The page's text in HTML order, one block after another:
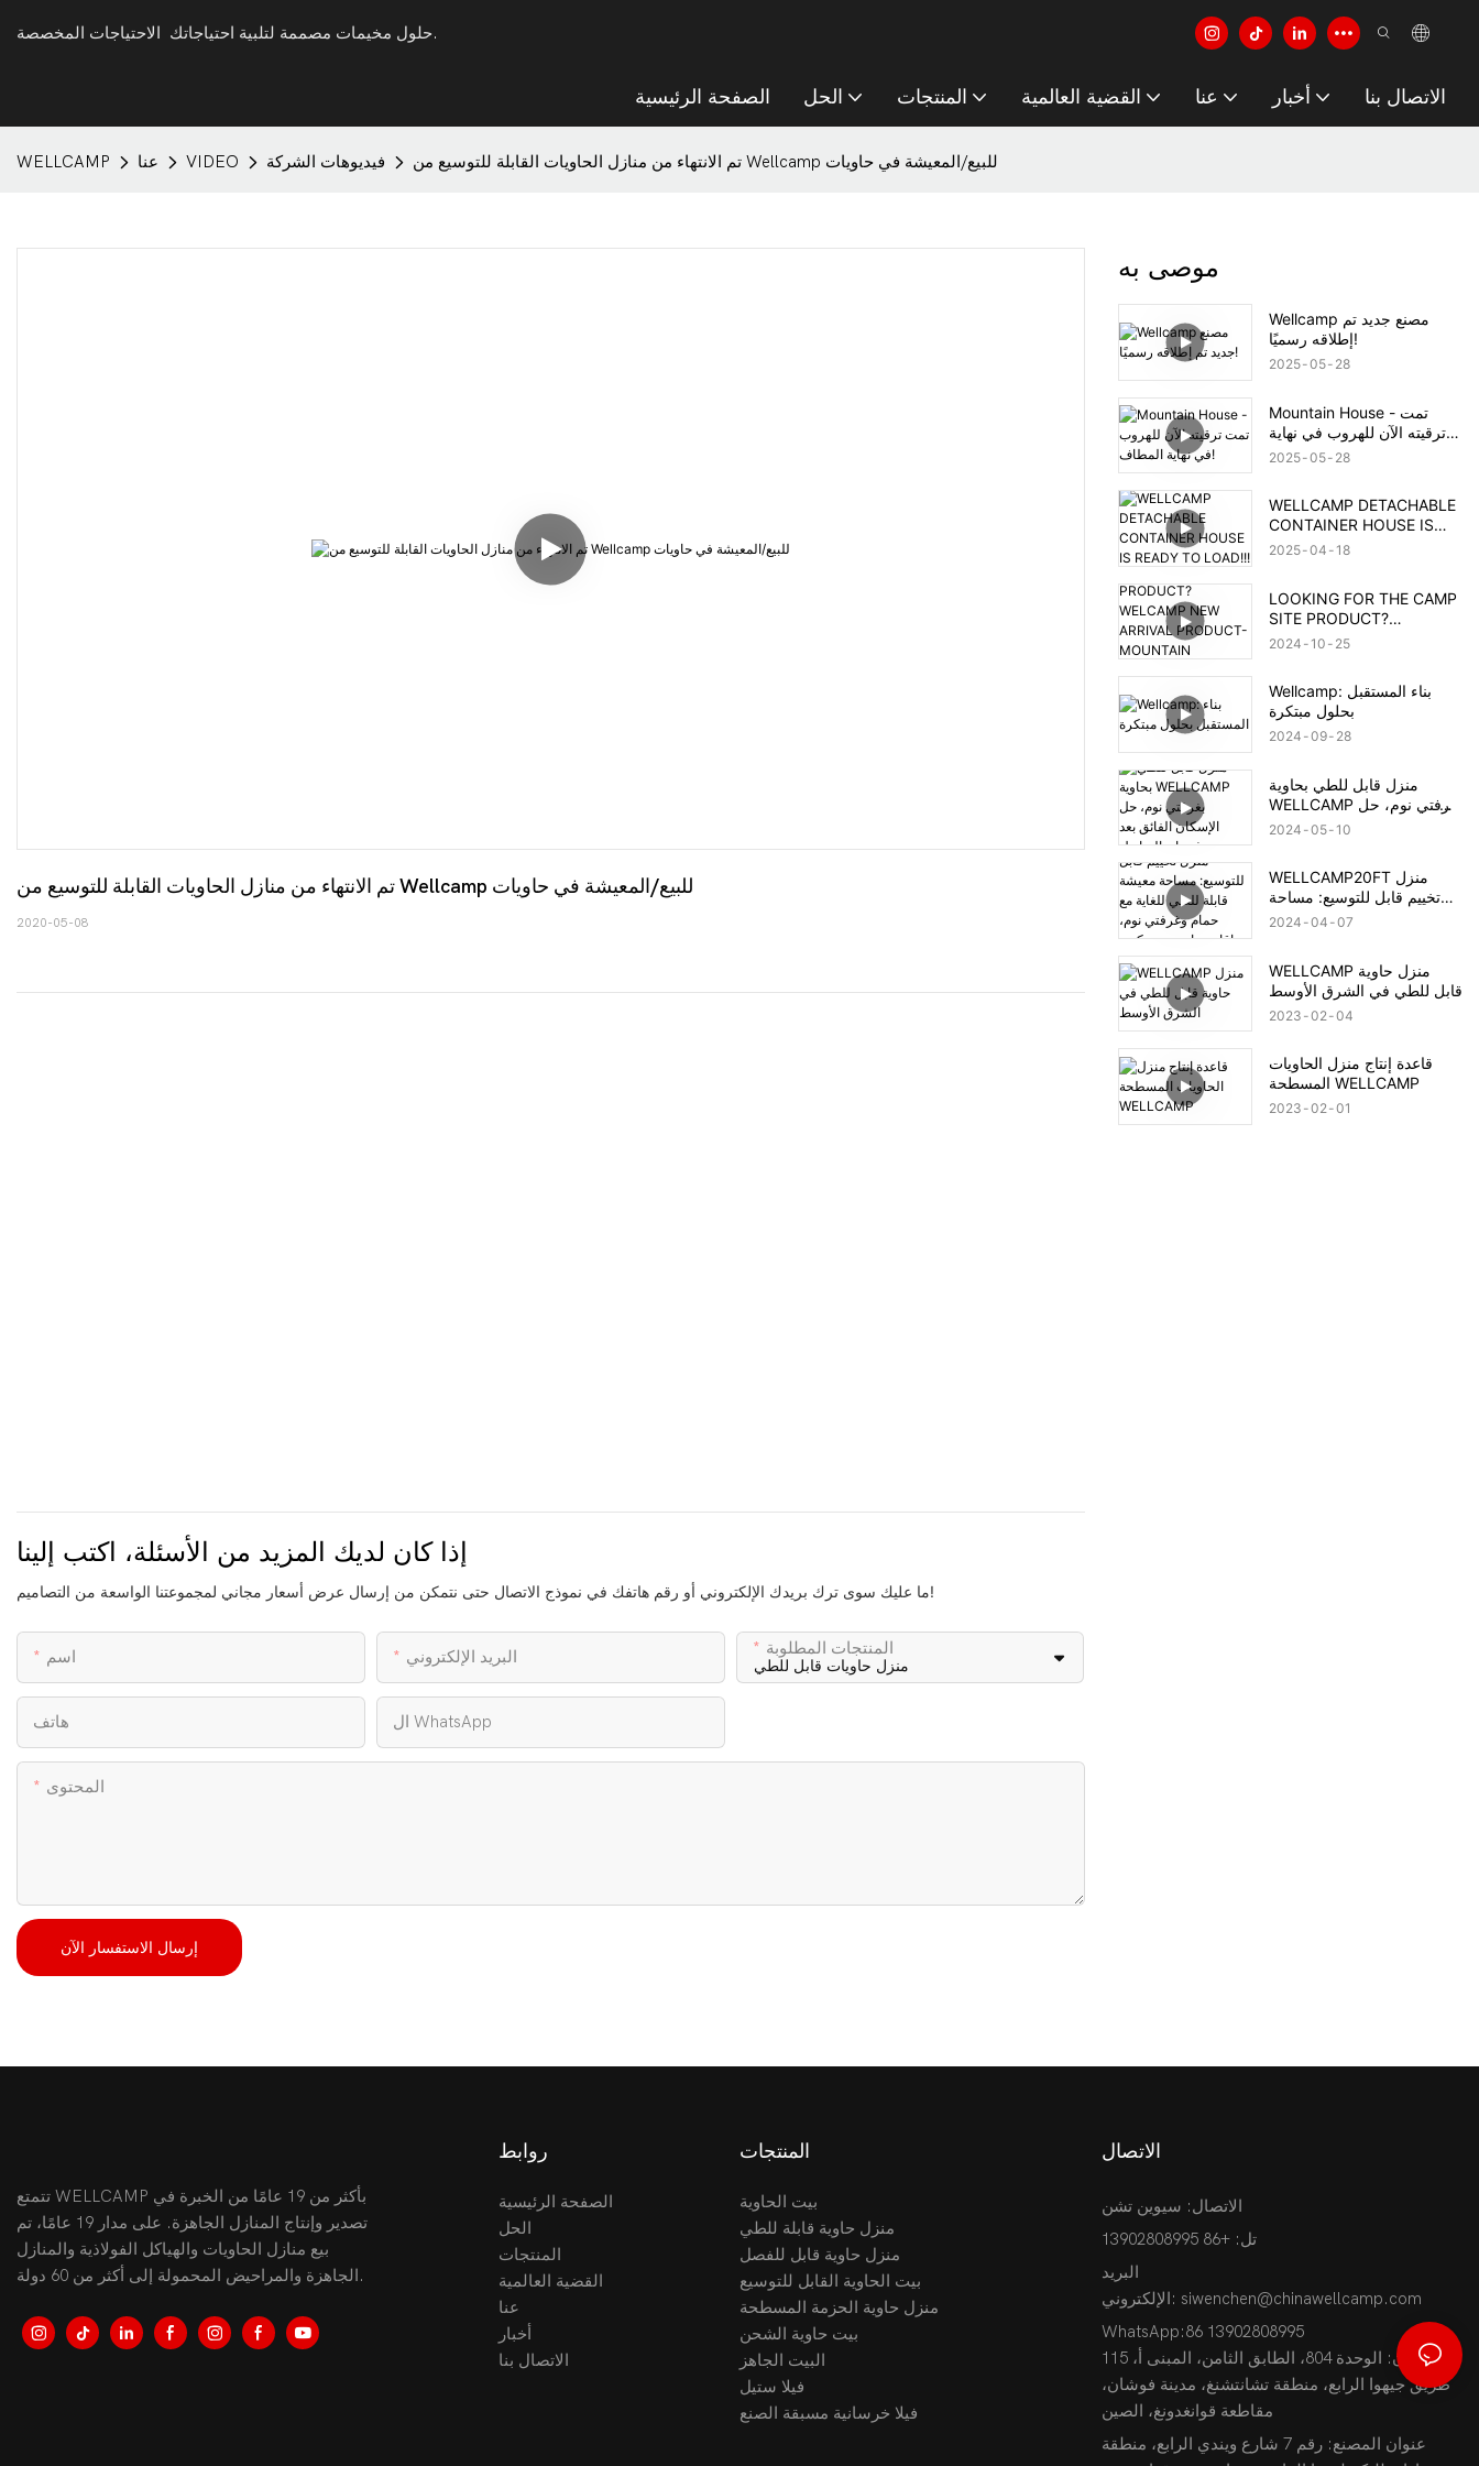
حلول مخيمات مصممة لتلبية احتياجاتك الاحتياجات المخصصة.
الصفحة الرئيسية الحل المنتجات القضية العالمية عنا أخبار الاتصال بنا
WELLCAMP عنا VIDEO فيديوهات الشركة تم الانتهاء من منازل الحاويات القابلة للتوسيع من Wellcamp للبيع/المعيشة في حاويات
تم الانتهاء من منازل الحاويات القابلة للتوسيع من Wellcamp للبيع/المعيشة في حاويات
2020-05-08
إذا كان لديك المزيد من الأسئلة، اكتب إلينا
ما عليك سوى ترك بريدك الإلكتروني أو رقم هاتفك في نموذج الاتصال حتى نتمكن من إرسال عرض أسعار مجاني لمجموعتنا الواسعة من التصاميم!
اسم البريد الإلكتروني المنتجات المطلوبة
هاتف ال WhatsApp
المحتوى
إرسال الاستفسار الآن
موصى به
Wellcamp مصنع جديد تم
إطلاقه رسميًا!
2025 05 28
Mountain House - تمت
ترقيته الآن للهروب في نهاية
المطاف!
2025 05 28
WELLCAMP DETACHABLE
CONTAINER HOUSE IS
READY TO LOAD!!!
2025 04 18
LOOKING FOR THE CAMP
SITE PRODUCT?
WELCAMP NEW ARRIVAL
NEED!!!
2024 10 25
Wellcamp: بناء المستقبل
بحلول مبتكرة
2024 09 28
منزل قابل للطي بحاوية
WELLCAMP بغرفتي نوم، حل
الإسكان الفائق بعد فيضان
2024 05 10
WELLCAMP20FT منزل
تخييم قابل للتوسيع: مساحة
معيشة قابلة للطي للغاية مع
2024 04 07
WELLCAMP منزل حاوية
قابل للطي في الشرق الأوسط
2023 02 04
قاعدة إنتاج منزل الحاويات
المسطحة WELLCAMP
2023 02 01
تتمتع WELLCAMP بأكثر من 19 عامًا من الخبرة في
تصدير وإنتاج المنازل الجاهزة. على مدار 19 عامًا، تم
بيع منازل الحاويات والهياكل الفولاذية والمنازل
الجاهزة والمراحيض المحمولة إلى أكثر من 60 دولة.
روابط
الصفحة الرئيسية
الحل
المنتجات
القضية العالمية
عنا
أخبار
الاتصال بنا
المنتجات
بيت الحاوية
منزل حاوية قابلة للطي
منزل حاوية قابل للفصل
بيت الحاوية القابل للتوسيع
منزل حاوية الحزمة المسطحة
بيت حاوية الشحن
البيت الجاهز
فيلا ستيل
فيلا خرسانية مسبقة الصنع
الاتصال
الاتصال: سيوين تشن
تل: +86 13902808995
البريد
الإلكتروني: siwenchen@chinawellcamp.com
WhatsApp:86 13902808995
العنوان: الوحدة 804، الطابق الثامن، المبنى أ، 115
طريق جيهوا الرابع، منطقة تشانتشنغ، مدينة فوشان،
مقاطعة قوانغدونغ، الصين
عنوان المصنع: رقم 7 شارع ويندي الرابع، منطقة